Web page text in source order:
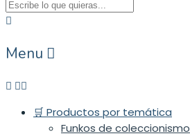
Menu
🛒 Productos por temática
Funkos de coleccionismo